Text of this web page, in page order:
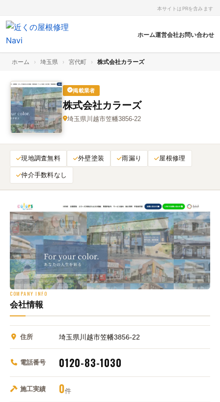
本サイトはPRを含みます
ホーム運営会社お問い合わせ
ホーム › 埼玉県 › 宮代町 › 株式会社カラーズ
掲載業者
株式会社カラーズ
埼玉県川越市笠幡3856-22
現地調査無料 外壁塗装 雨漏り 屋根修理
仲介手数料なし
COMPANY INFO
会社情報
住所 埼玉県川越市笠幡3856-22
電話番号 0120-83-1030
施工実績 0件